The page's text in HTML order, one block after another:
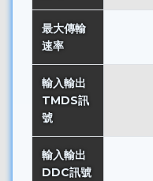
最大傳輸
速率
輸入輸出
TMDS訊
號
輸入輸出
DDC訊號